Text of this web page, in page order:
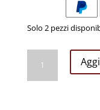
Solo 2 pezzi
GRANI